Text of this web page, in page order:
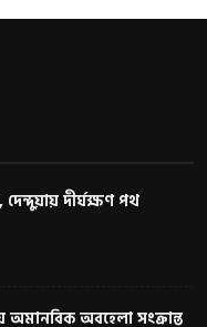
দেন্দুয়ায় দীর্ঘক্ষণ পথ
অমানবিক অবহেলা সংক্রান্ত